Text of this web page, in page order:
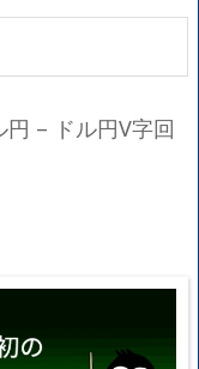
– ドル円V字回